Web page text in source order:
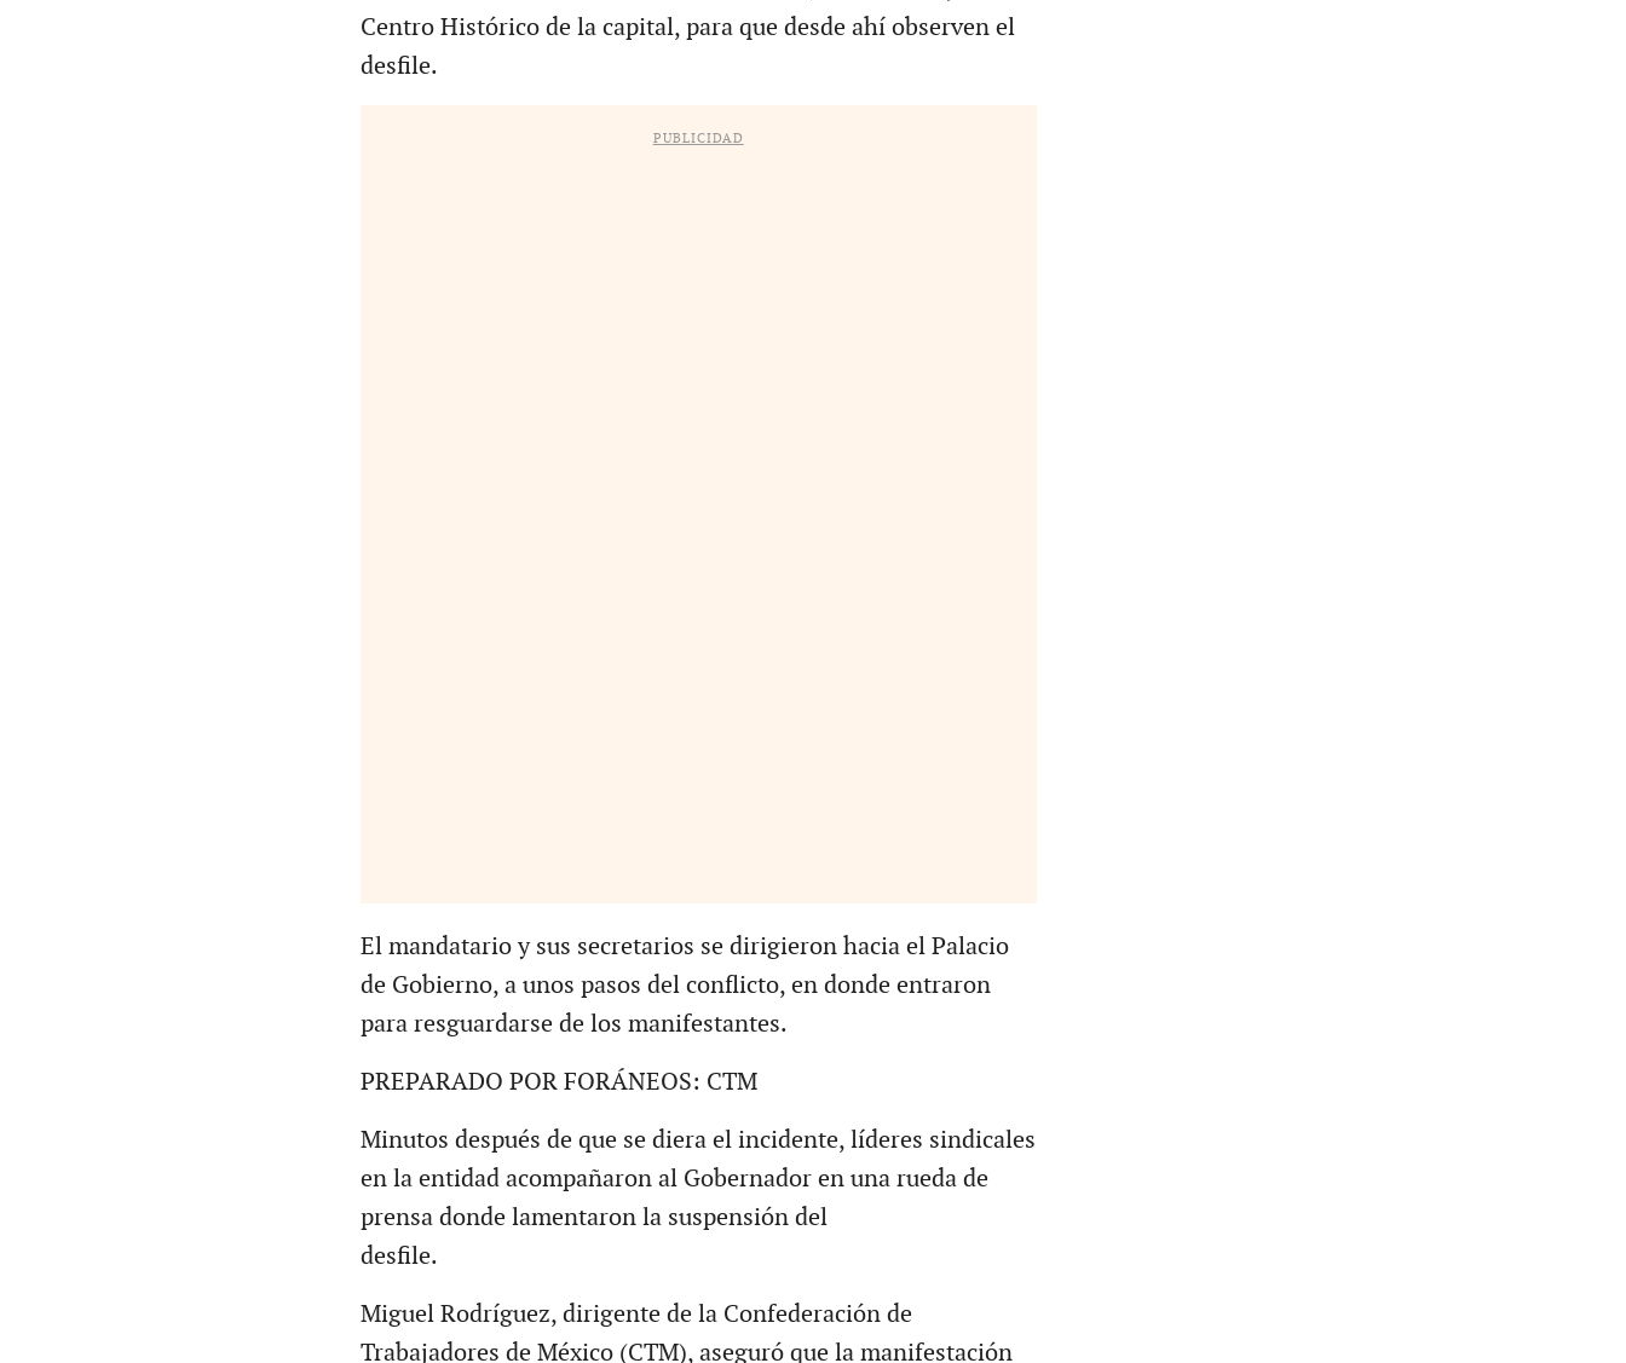
Centro Histórico de la capital, para que desde ahí observen el
desfile.
PUBLICIDAD
El mandatario y sus secretarios se dirigieron hacia el Palacio
de Gobierno, a unos pasos del conflicto, en donde entraron
para resguardarse de los manifestantes.
PREPARADO POR FORÁNEOS: CTM
Minutos después de que se diera el incidente, líderes sindicales
en la entidad acompañaron al Gobernador en una rueda de
prensa donde lamentaron la suspensión del
desfile.
Miguel Rodríguez, dirigente de la Confederación de
Trabajadores de México (CTM), aseguró que la manifestación